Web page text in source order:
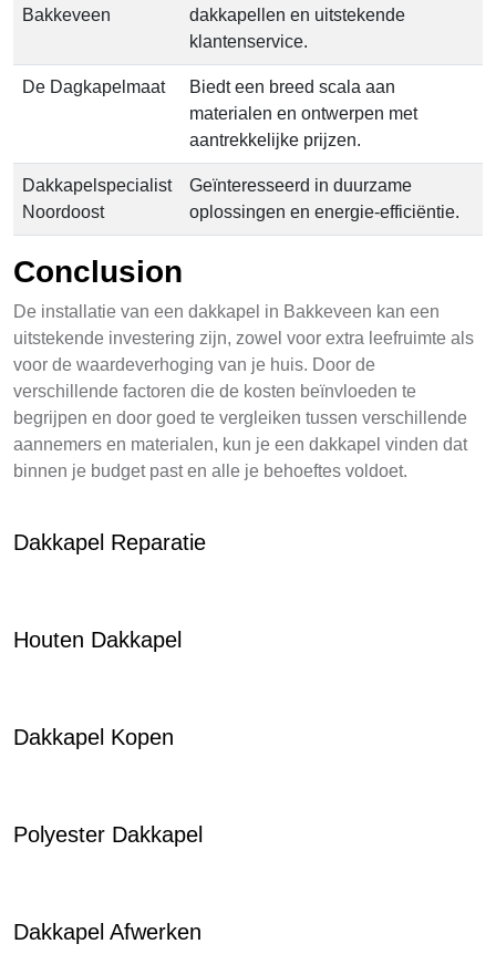
Bakkeveen
dakkapellen en uitstekende
klantenservice.
De Dagkapelmaat
Biedt een breed scala aan
materialen en ontwerpen met
aantrekkelijke prijzen.
Dakkapelspecialist
Noordoost
Geïnteresseerd in duurzame
oplossingen en energie-efficiëntie.
Conclusion
De installatie van een dakkapel in Bakkeveen kan een
uitstekende investering zijn, zowel voor extra leefruimte als
voor de waardeverhoging van je huis. Door de
verschillende factoren die de kosten beïnvloeden te
begrijpen en door goed te vergleiken tussen verschillende
aannemers en materialen, kun je een dakkapel vinden dat
binnen je budget past en alle je behoeftes voldoet.
Dakkapel Reparatie
Houten Dakkapel
Dakkapel Kopen
Polyester Dakkapel
Dakkapel Afwerken